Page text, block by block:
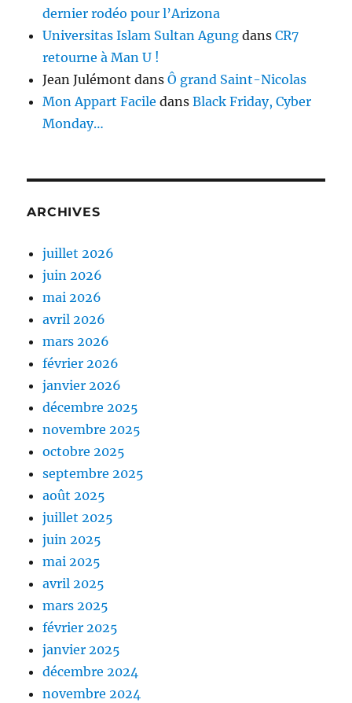
dernier rodéo pour l’Arizona
Universitas Islam Sultan Agung dansCR7
retourne à Man U !
Jean Julémont dansÔ grand Saint-Nicolas
Mon Appart Facile dansBlack Friday, Cyber
Monday…
ARCHIVES
juillet 2026
juin 2026
mai 2026
avril 2026
mars 2026
février 2026
janvier 2026
décembre 2025
novembre 2025
octobre 2025
septembre 2025
août 2025
juillet 2025
juin 2025
mai 2025
avril 2025
mars 2025
février 2025
janvier 2025
décembre 2024
novembre 2024